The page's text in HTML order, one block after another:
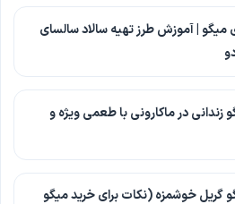
میگو | آموزش طرز تهیه سالاد سالسای
زندانی در ماکارونی با طعمی ویژه و
گریل خوشمزه (نکات برای خرید میگو